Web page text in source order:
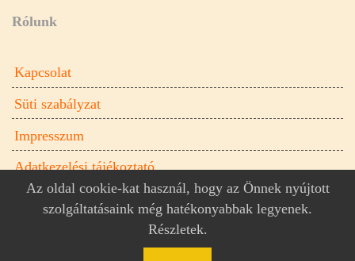
Rólunk
Kapcsolat
Süti szabályzat
Impresszum
Adatkezelési tájékoztató
Donna.hu női magazin © 2026
Az oldal cookie-kat használ, hogy az Önnek nyújtott
szolgáltatásaink még hatékonyabbak legyenek.
Részletek.